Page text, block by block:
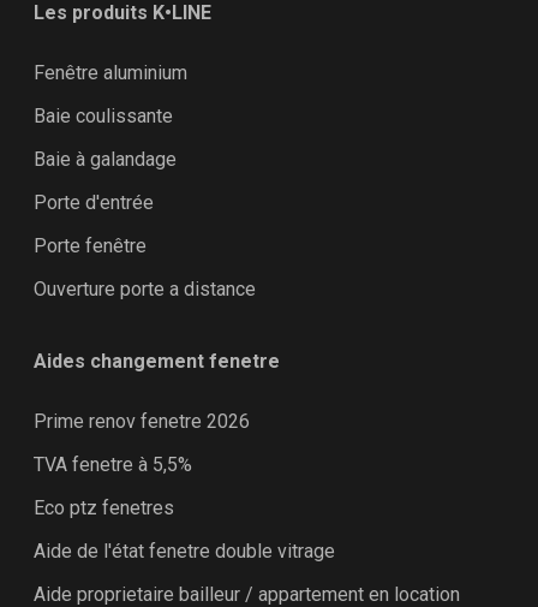
Les produits K•LINE
Fenêtre aluminium
Baie coulissante
Baie à galandage
Porte d'entrée
Porte fenêtre
Ouverture porte a distance
Aides changement fenetre
Prime renov fenetre 2026
TVA fenetre à 5,5%
Eco ptz fenetres
Aide de l'état fenetre double vitrage
Aide proprietaire bailleur / appartement en location